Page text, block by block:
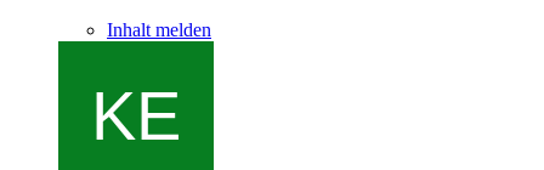
Inhalt melden